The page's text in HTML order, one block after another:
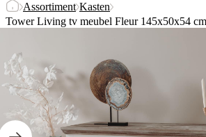
Assortiment Kasten
Tower Living tv meubel Fleur 145x50x54